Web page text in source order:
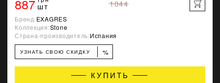
887 шт 1044
Бренд:EXAGRES
Коллекция:Stone
Страна-производитель:Испания
УЗНАТЬ СВОЮ СКИДКУ %
КУПИТЬ